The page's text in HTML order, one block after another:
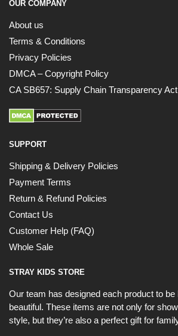
OUR COMPANY
About us
Terms & Conditions
Privacy Policies
DMCA – Copyright Policy
CA SB657: Supply Chain Transparency Act
SUPPORT
Shipping & Delivery Policies
Payment Terms
Return & Refund Policies
Contact Us
Customer Help (FAQ)
Whole Sale
STRAY KIDS STORE
Our team has designed each product to be
beautiful. These items are not only for
style, but they’re also a perfect gift for